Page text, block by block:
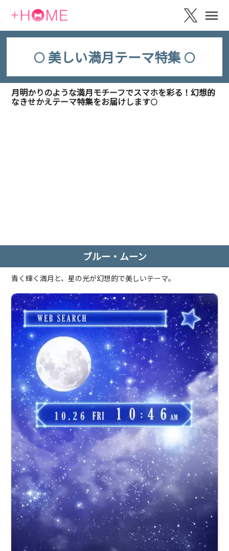
🌕 美しい満月テーマ特集 🌕
月明かりのような満月モチーフでスマホを彩る！幻想的
なきせかえテーマ特集をお届けします🌕
ブルー・ムーン
青く輝く満月と、星の光が幻想的で美しいテーマ。